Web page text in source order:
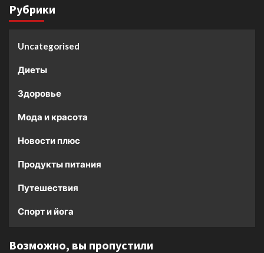
Рубрики
Uncategorised
Диеты
Здоровье
Мода и красота
Новости плюс
Продукты питания
Путешествия
Спорт и йога
Возможно, вы пропустили